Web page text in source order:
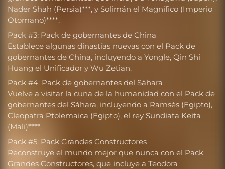
Nader Shah (Persia)***, y Solimán el Magnífico (Imperio
Otomano)****.
Pack #3: Pack de gobernantes de China
Establece algunas dinastías nuevas con el Pack de
gobernantes de China, incluyendo a Yongle, Qin Shi
Huang el Unificador y Wu Zetian.
Pack #4: Pack de gobernantes del Sáhara
Vuelve a visitar la cuna de la humanidad con el Pack de
gobernantes del Sáhara, incluyendo a Ramsés (Egipto),
Cleopatra Ptolemaica (Egipto), el rey Sundiata Keita
(Mali)****.
Pack #5: Pack Grandes Constructores
Reconstruye el mundo mejor que nunca con el Pack
Grandes Constructores, que incluye a Teodora